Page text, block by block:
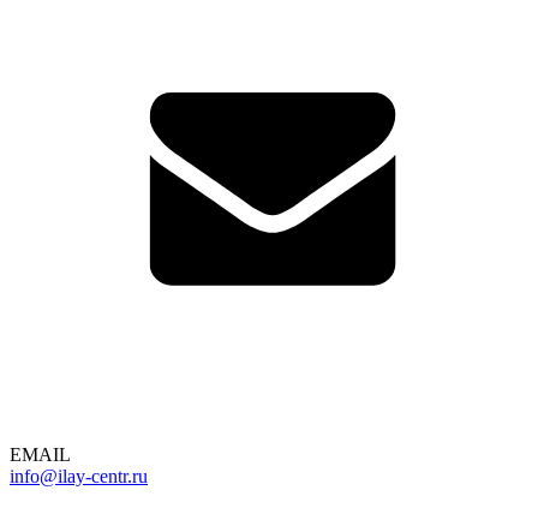
EMAIL
info@ilay-centr.ru